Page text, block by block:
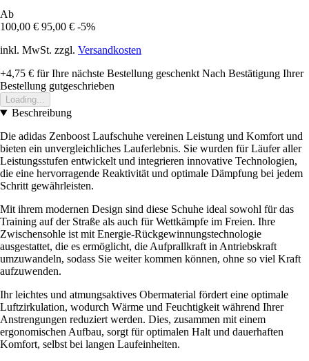
Ab
100,00 € 95,00 € -5%
inkl. MwSt. zzgl. Versandkosten
+4,75 € für Ihre nächste Bestellung geschenkt Nach Bestätigung Ihrer
Bestellung gutgeschrieben
Loading...
Beschreibung
Die adidas Zenboost Laufschuhe vereinen Leistung und Komfort und
bieten ein unvergleichliches Lauferlebnis. Sie wurden für Läufer aller
Leistungsstufen entwickelt und integrieren innovative Technologien,
die eine hervorragende Reaktivität und optimale Dämpfung bei jedem
Schritt gewährleisten.
Mit ihrem modernen Design sind diese Schuhe ideal sowohl für das
Training auf der Straße als auch für Wettkämpfe im Freien. Ihre
Zwischensohle ist mit Energie-Rückgewinnungstechnologie
ausgestattet, die es ermöglicht, die Aufprallkraft in Antriebskraft
umzuwandeln, sodass Sie weiter kommen können, ohne so viel Kraft
aufzuwenden.
Ihr leichtes und atmungsaktives Obermaterial fördert eine optimale
Luftzirkulation, wodurch Wärme und Feuchtigkeit während Ihrer
Anstrengungen reduziert werden. Dies, zusammen mit einem
ergonomischen Aufbau, sorgt für optimalen Halt und dauerhaften
Komfort, selbst bei langen Laufeinheiten.